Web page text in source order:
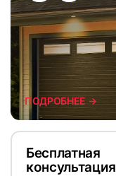
ПОДРОБНЕЕ →
Бесплатная
консультация